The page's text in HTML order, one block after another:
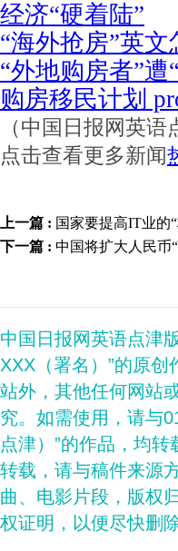
经济“硬着陆”
“海外抢房”英文
“外地购房者”遭
购房移民计划
（中国日报网英语
点击查看更多新闻
上一篇 : 国家要提高IT业的
下一篇 : 中国将扩大人民币
中国日报网英语点津
XXX（署名）”的原
站外，其他任何网站
究。如需使用，请与
点津）”的作品，均
转载，请与稿件来源
曲、电影片段，版权
权证明，以便尽快删除